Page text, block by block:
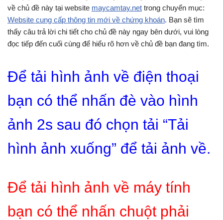
về chủ đề này tại website maycamtay.net trong chuyển mục:
Website cung cấp thông tin mới về chứng khoán. Bạn sẽ tìm
thấy câu trả lời chi tiết cho chủ đề này ngay bên dưới, vui lòng
đọc tiếp đến cuối cùng để hiểu rõ hơn về chủ đề bạn đang tìm.
Để tải hình ảnh về điện thoại
bạn có thể nhấn đè vào hình
ảnh 2s sau đó chọn tải “Tải
hình ảnh xuống” để tải ảnh về.
Để tải hình ảnh về máy tính
bạn có thể nhấn chuột phải